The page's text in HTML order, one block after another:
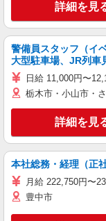
詳細を見
警備員スタッフ（イ
大型駐車場、JR列車
日給 11,000円〜
栃木市・小山市・
詳細を見
本社総務・経理（正
月給 222,750円〜
豊中市